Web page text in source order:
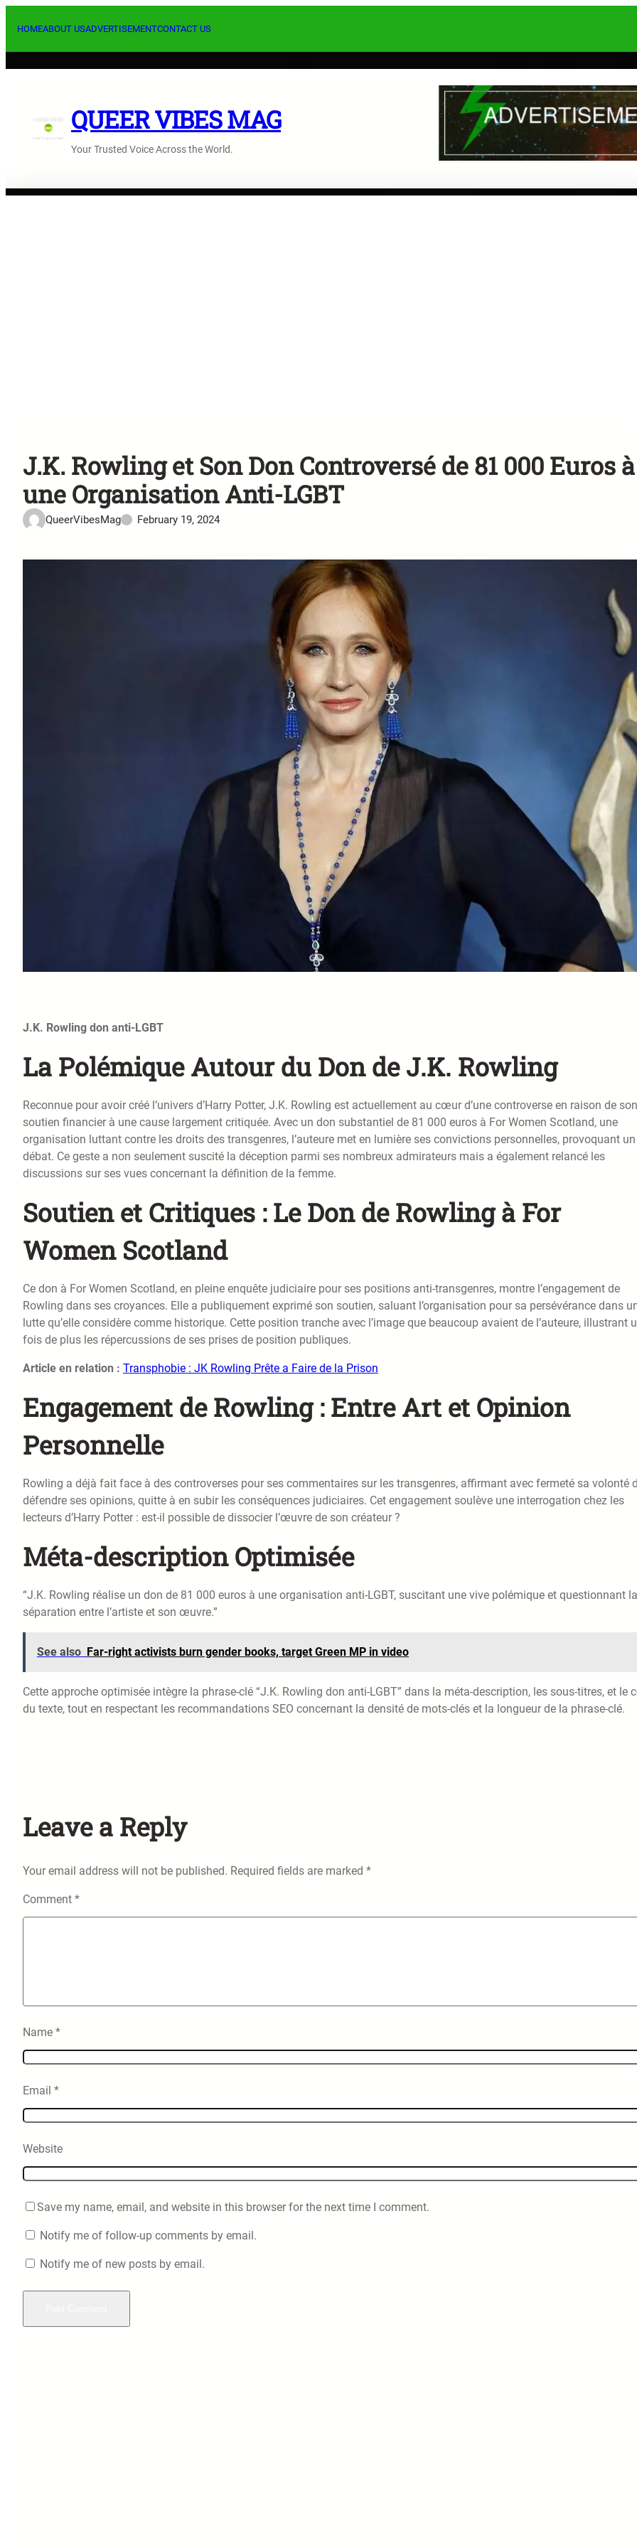
HOMEABOUT USADVERTISEMENTCONTACT US
QUEER VIBES MAG
Your Trusted Voice Across the World.
J.K. Rowling et Son Don Controversé de 81 000 Euros à
une Organisation Anti-LGBT
QueerVibesMag February 19, 2024
J.K. Rowling don anti-LGBT
La Polémique Autour du Don de J.K. Rowling
Reconnue pour avoir créé l’univers d’Harry Potter, J.K. Rowling est actuellement au cœur d’une controverse en raison de son
soutien financier à une cause largement critiquée. Avec un don substantiel de 81 000 euros à For Women Scotland, une
organisation luttant contre les droits des transgenres, l’auteure met en lumière ses convictions personnelles, provoquant
débat. Ce geste a non seulement suscité la déception parmi ses nombreux admirateurs mais a également relancé les
discussions sur ses vues concernant la définition de la femme.
Soutien et Critiques : Le Don de Rowling à For
Women Scotland
Ce don à For Women Scotland, en pleine enquête judiciaire pour ses positions anti-transgenres, montre l’engagement de
Rowling dans ses croyances. Elle a publiquement exprimé son soutien, saluant l’organisation pour sa persévérance dans
lutte qu’elle considère comme historique. Cette position tranche avec l’image que beaucoup avaient de l’auteure, illustrant
fois de plus les répercussions de ses prises de position publiques.
Article en relation : Transphobie : JK Rowling Prête a Faire de la Prison
Engagement de Rowling : Entre Art et Opinion
Personnelle
Rowling a déjà fait face à des controverses pour ses commentaires sur les transgenres, affirmant avec fermeté sa volonté
défendre ses opinions, quitte à en subir les conséquences judiciaires. Cet engagement soulève une interrogation chez les
lecteurs d’Harry Potter : est-il possible de dissocier l’œuvre de son créateur ?
Méta-description Optimisée
“J.K. Rowling réalise un don de 81 000 euros à une organisation anti-LGBT, suscitant une vive polémique et questionnant la
séparation entre l’artiste et son œuvre.”
See also Far-right activists burn gender books, target Green MP in video
Cette approche optimisée intègre la phrase-clé “J.K. Rowling don anti-LGBT” dans la méta-description, les sous-titres, et le
du texte, tout en respectant les recommandations SEO concernant la densité de mots-clés et la longueur de la phrase-clé.
Leave a Reply
Your email address will not be published. Required fields are marked *
Comment *
Name *
Email *
Website
Save my name, email, and website in this browser for the next time I comment.
Notify me of follow-up comments by email.
Notify me of new posts by email.